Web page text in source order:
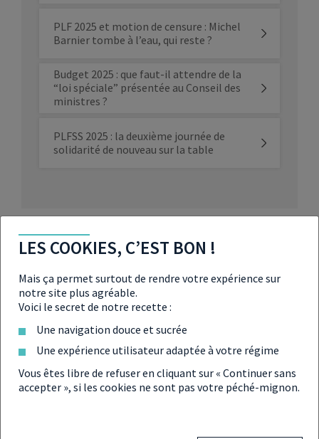
PLF 2025 et motion de censure : Michel
Barnier tombe à l’eau, qui reste ?
Budget 2025 : que faut-il attendre de la
“loi spéciale” présentée au Conseil des
ministres ?
PLFSS 2025 : la deuxième journée de
solidarité de nouveau sur la table
Partager
LES COOKIES, C’EST BON !
Mais ça permet surtout de rendre votre expérience sur
notre site plus agréable.
Voici le secret de notre recette :
Une navigation douce et sucrée
Une expérience utilisateur adaptée à votre régime
Vous êtes libre de refuser en cliquant sur « Continuer sans
accepter », si les cookies ne sont pas votre péché-mignon.